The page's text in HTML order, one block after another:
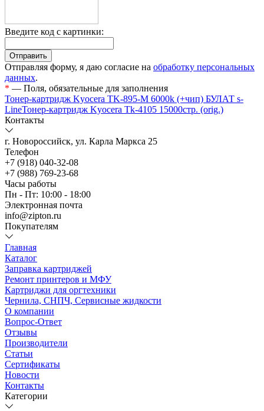
Введите код с картинки:
Отправляя форму, я даю согласие на обработку персональных
данных.
* — Поля, обязательные для заполнения
Тонер-картридж Kyocera TK-895-M 6000k (+чип) БУЛАТ s-
LineТонер-картридж Kyocera Tk-4105 15000стр. (orig.)
Контакты
г. Новороссийск, ул. Карла Маркса 25
Телефон
+7 (918) 040-32-08
+7 (988) 769-23-68
Часы работы
Пн - Пт: 10:00 - 18:00
Электронная почта
info@zipton.ru
Покупателям
Главная
Каталог
Заправка картриджей
Ремонт принтеров и МФУ
Картриджи для оргтехники
Чернила, СНПЧ, Сервисные жидкости
О компании
Вопрос-Ответ
Отзывы
Производители
Статьи
Сертификаты
Новости
Контакты
Категории